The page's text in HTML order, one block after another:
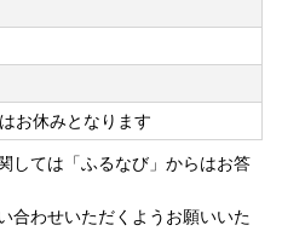
休みとなります
しては「ふるなび」からはお答
合わせいただくようお願いいた